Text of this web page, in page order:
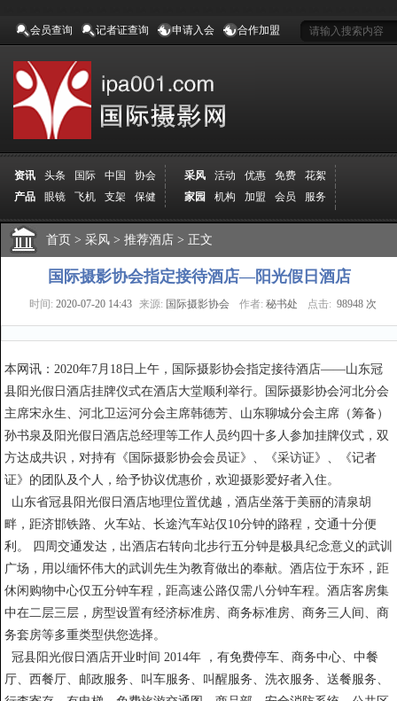
会员查询 记者证查询 申请入会 合作加盟
资讯 头条 国际 中国 协会 采风 活动 优惠 免费
花絮
产品
眼镜 飞机 支架 保健 家园 机构 加盟 会员
服务
地方
吉林 广西 山东 加拿大 空间 认证 寻友 发图
分享
学院
分院 导师 课程 报名 商城
媒体
记者 报纸 杂志 视频 展赛 赛事 展馆 直通车 更多
首页 > 采风 > 推荐酒店 > 正文
国际摄影协会指定接待酒店—阳光假日酒店
时间: 2020-07-20 14:43 来源: 国际摄影协会 作者: 秘书处 点击: 98948 次
本网讯：2020年7月18日上午，国际摄影协会指定接待酒店——山东冠
县阳光假日酒店挂牌仪式在酒店大堂顺利举行。国际摄影协会河北分会
主席宋永生、河北卫运河分会主席韩德芳、山东聊城分会主席（筹备）
孙书泉及阳光假日酒店总经理等工作人员约四十多人参加挂牌仪式，双
方达成共识，对持有《国际摄影协会会员证》、《采访证》、《记者
证》的团队及个人，给予协议优惠价，欢迎摄影爱好者入住。
山东省冠县阳光假日酒店地理位置优越，酒店坐落于美丽的清泉胡
畔，距济邯铁路、火车站、长途汽车站仅10分钟的路程，交通十分便
利。 四周交通发达，出酒店右转向北步行五分钟是极具纪念意义的武训
广场，用以缅怀伟大的武训先生为教育做出的奉献。酒店位于东环，距
休闲购物中心仅五分钟车程，距高速公路仅需八分钟车程。酒店客房集
中在二层三层，房型设置有经济标准房、商务标准房、商务三人间、商
务套房等多重类型供您选择。
冠县阳光假日酒店开业时间 2014年 ，有免费停车、商务中心、中餐
厅、西餐厅、邮政服务、叫车服务、叫醒服务、洗衣服务、送餐服务、